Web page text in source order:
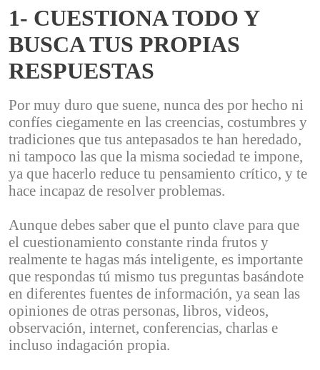
1- CUESTIONA TODO Y
BUSCA TUS PROPIAS
RESPUESTAS
Por muy duro que suene, nunca des por hecho ni
confíes ciegamente en las creencias, costumbres y
tradiciones que tus antepasados te han heredado,
ni tampoco las que la misma sociedad te impone,
ya que hacerlo reduce tu pensamiento crítico, y te
hace incapaz de resolver problemas.
Aunque debes saber que el punto clave para que
el cuestionamiento constante rinda frutos y
realmente te hagas más inteligente, es importante
que respondas tú mismo tus preguntas basándote
en diferentes fuentes de información, ya sean las
opiniones de otras personas, libros, videos,
observación, internet, conferencias, charlas e
incluso indagación propia.